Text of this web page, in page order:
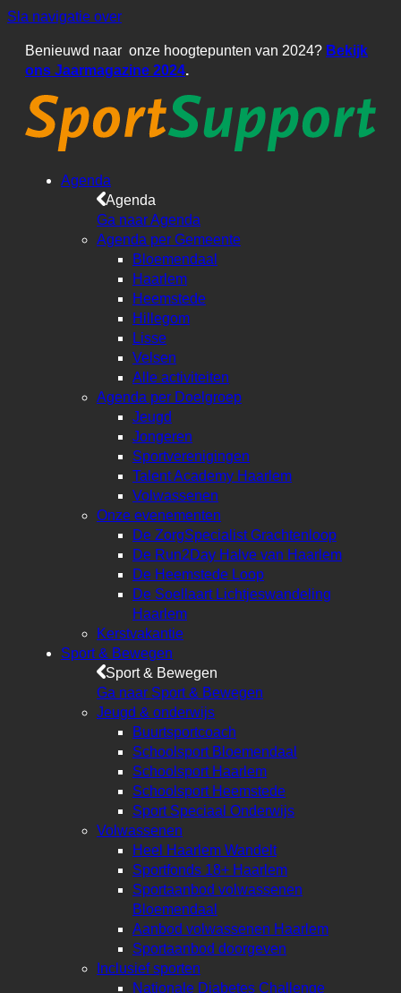
Sla navigatie over
Benieuwd naar onze hoogtepunten van 2024? Bekijk
ons Jaarmagazine 2024.
Agenda
Agenda
Ga naar Agenda
Agenda per Gemeente
Bloemendaal
Haarlem
Heemstede
Hillegom
Lisse
Velsen
Alle activiteiten
Agenda per Doelgroep
Jeugd
Jongeren
Sportverenigingen
Talent Academy Haarlem
Volwassenen
Onze evenementen
De ZorgSpecialist Grachtenloop
De Run2Day Halve van Haarlem
De Heemstede Loop
De Soellaart Lichtjeswandeling
Haarlem
Kerstvakantie
Sport & Bewegen
Sport & Bewegen
Ga naar Sport & Bewegen
Jeugd & onderwijs
Buurtsportcoach
Schoolsport Bloemendaal
Schoolsport Haarlem
Schoolsport Heemstede
Sport Speciaal Onderwijs
Volwassenen
Heel Haarlem Wandelt
Sportfonds 18+ Haarlem
Sportaanbod volwassenen
Bloemendaal
Aanbod volwassenen Haarlem
Sportaanbod doorgeven
Inclusief sporten
Nationale Diabetes Challenge